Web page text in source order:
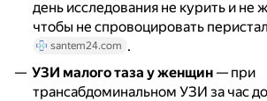
день исследования не курить и не
чтобы не спровоцировать
santem24.com .
УЗИ малого таза у женщин — при
трансабдоминальном УЗИ за час